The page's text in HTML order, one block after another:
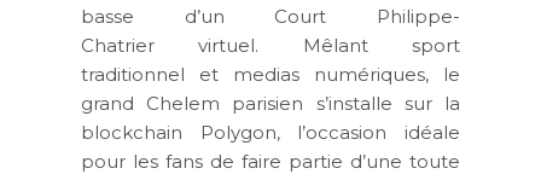
basse d’un Court Philippe-
Chatrier virtuel. Mêlant sport
traditionnel et medias numériques, le
grand Chelem parisien s’installe sur la
blockchain Polygon, l’occasion idéale
pour les fans de faire partie d’une toute